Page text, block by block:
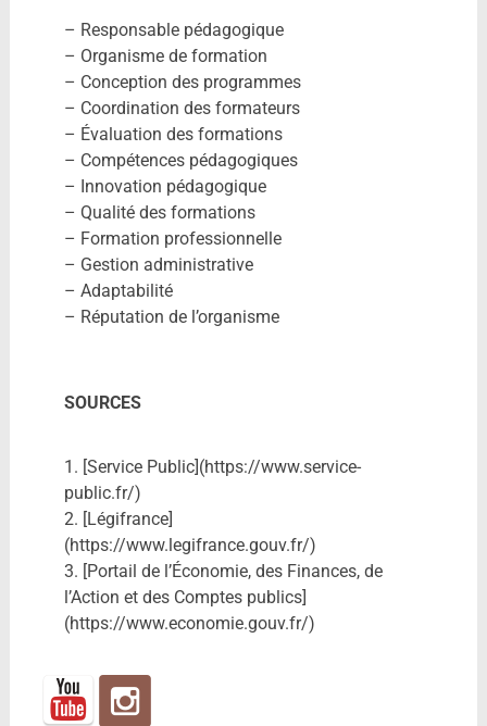
– Responsable pédagogique
– Organisme de formation
– Conception des programmes
– Coordination des formateurs
– Évaluation des formations
– Compétences pédagogiques
– Innovation pédagogique
– Qualité des formations
– Formation professionnelle
– Gestion administrative
– Adaptabilité
– Réputation de l’organisme
SOURCES
1. [Service Public](https://www.service-
public.fr/)
2. [Légifrance]
(https://www.legifrance.gouv.fr/)
3. [Portail de l’Économie, des Finances, de
l’Action et des Comptes publics]
(https://www.economie.gouv.fr/)